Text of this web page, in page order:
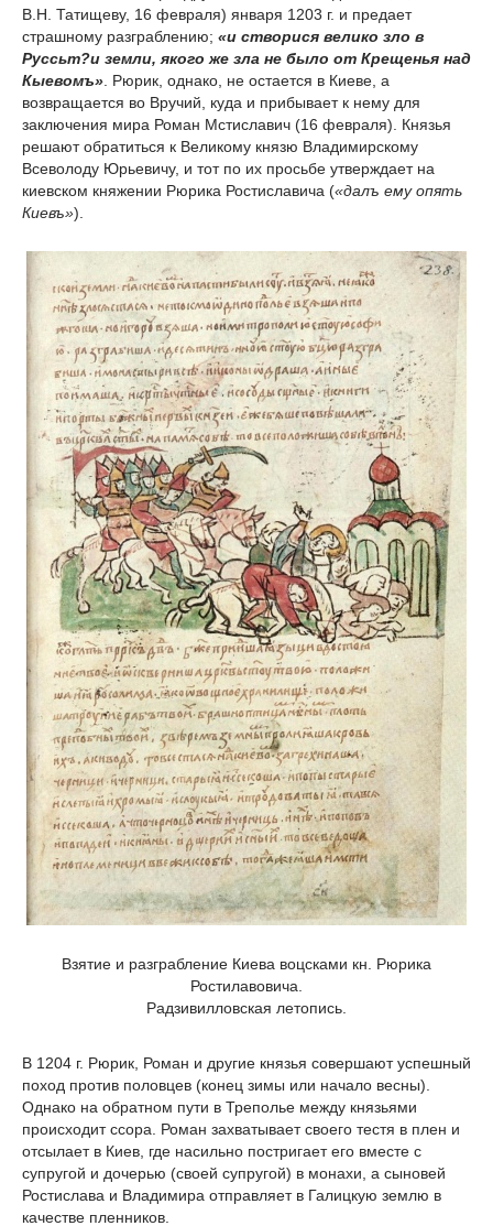
В.Н. Татищеву, 16 февраля) января 1203 г. и предает
страшному разграблению; «и створися велико зло в
Руссьт?и земли, якого же зла не было от Крещенья над
Кыевомъ». Рюрик, однако, не остается в Киеве, а
возвращается во Вручий, куда и прибывает к нему для
заключения мира Роман Мстиславич (16 февраля). Князья
решают обратиться к Великому князю Владимирскому
Всеволоду Юрьевичу, и тот по их просьбе утверждает на
киевском княжении Рюрика Ростиславича («далъ ему опять
Киевъ»).
Взятие и разграбление Киева воцсками кн. Рюрика
Ростилавовича.
Радзивилловская летопись.
В 1204 г. Рюрик, Роман и другие князья совершают успешный
поход против половцев (конец зимы или начало весны).
Однако на обратном пути в Треполье между князьями
происходит ссора. Роман захватывает своего тестя в плен и
отсылает в Киев, где насильно постригает его вместе с
супругой и дочерью (своей супругой) в монахи, а сыновей
Ростислава и Владимира отправляет в Галицкую землю в
качестве пленников.